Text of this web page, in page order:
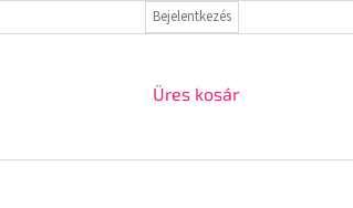
VISSZAKÜLDÉS ÉS REKLAMÁCIÓ
Bejelentkezés
KOSÁR
Üres kosár